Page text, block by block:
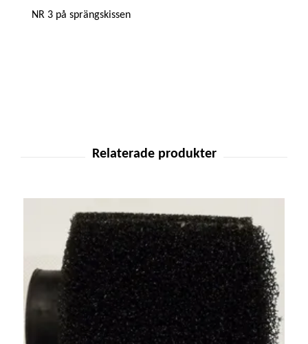
NR 3 på sprängskissen